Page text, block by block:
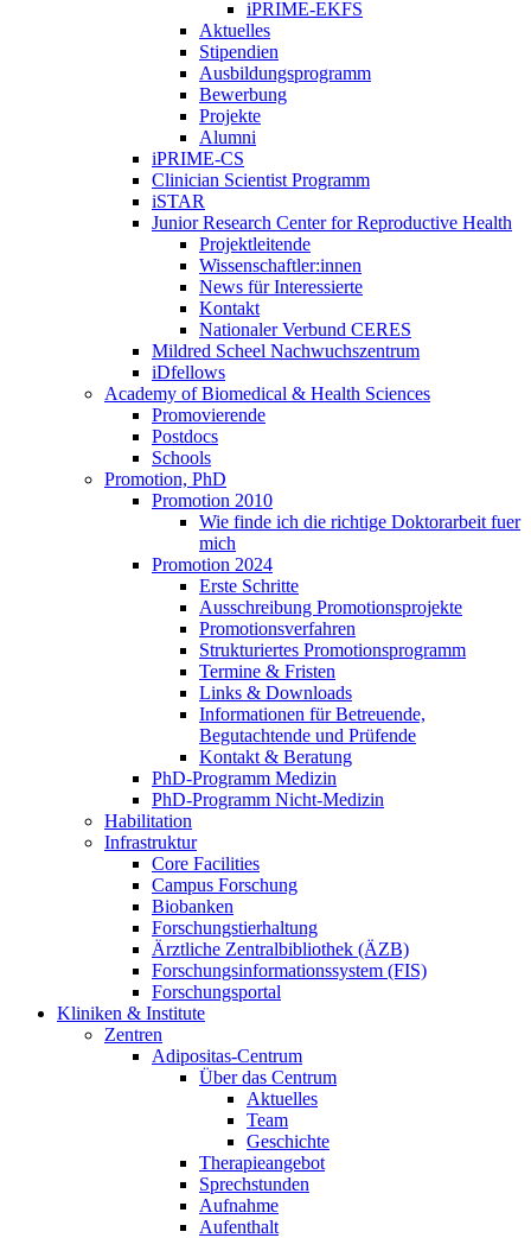
iPRIME-EKFS
Aktuelles
Stipendien
Ausbildungsprogramm
Bewerbung
Projekte
Alumni
iPRIME-CS
Clinician Scientist Programm
iSTAR
Junior Research Center for Reproductive Health
Projektleitende
Wissenschaftler:innen
News für Interessierte
Kontakt
Nationaler Verbund CERES
Mildred Scheel Nachwuchszentrum
iDfellows
Academy of Biomedical & Health Sciences
Promovierende
Postdocs
Schools
Promotion, PhD
Promotion 2010
Wie finde ich die richtige Doktorarbeit fuer
mich
Promotion 2024
Erste Schritte
Ausschreibung Promotionsprojekte
Promotionsverfahren
Strukturiertes Promotionsprogramm
Termine & Fristen
Links & Downloads
Informationen für Betreuende,
Begutachtende und Prüfende
Kontakt & Beratung
PhD-Programm Medizin
PhD-Programm Nicht-Medizin
Habilitation
Infrastruktur
Core Facilities
Campus Forschung
Biobanken
Forschungstierhaltung
Ärztliche Zentralbibliothek (ÄZB)
Forschungsinformationssystem (FIS)
Forschungsportal
Kliniken & Institute
Zentren
Adipositas-Centrum
Über das Centrum
Aktuelles
Team
Geschichte
Therapieangebot
Sprechstunden
Aufnahme
Aufenthalt